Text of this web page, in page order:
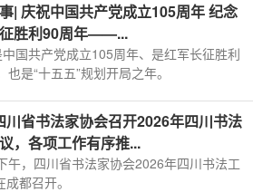
| 庆祝中国共产党成立105周年 纪念
胜利90周年——...
国共产党成立105周年、是红军长征胜利
也是“十五五”规划开局之年。
川省书法家协会召开2026年四川书法
，各项工作有序推...
午，四川省书法家协会2026年四川书法工
都召开。